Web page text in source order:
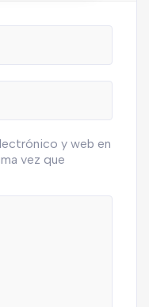
y web en
vez que